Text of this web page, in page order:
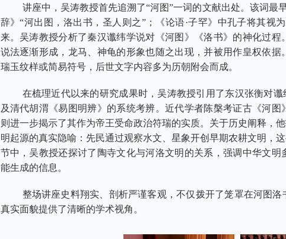
讲座中，吴涛教授首先追溯了“河图”一词的文献出处。该词最
辞》“河出图，洛出书，圣人则之”；《论语·子罕》中孔子将其视
来。吴涛教授分析了秦汉谶纬学说对《河图》《洛书》的神化过
说法逐渐形成，龙马、神龟的形象也随之出现，并被用作皇权依
瑞玉纹样或简易符号，后世文字内容多为历朝附会而成。
在梳理近代以来的研究成果时，吴涛教授引用了东汉张衡对
及清代胡渭《易图明辨》的系统考辨。近代学者陈槃考证古《河
则进一步揭示了其作为帝王受命政治符瑞的实质。关于历史阐释，
明起源的真实隐喻：先民通过观察水文、星象开创早期农耕文明，
节中，吴教授还探讨了陶寺文化与河洛文明的关系，强调中华文
能生成的信息。
整场讲座史料翔实、剖析严谨客观，不仅拨开了笼罩在河图
真实面貌提供了清晰的学术视角。